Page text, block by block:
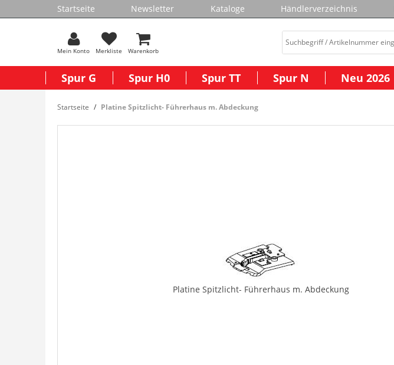
Startseite Newsletter Kataloge Händlerverzeichnis
Mein Konto Merkliste Warenkorb
Spur G Spur H0 Spur TT Spur N Neu 2026
Startseite Platine Spitzlicht- Führerhaus m. Abdeckung
Platine Spitzlicht- Führerhaus m. Abdeckung